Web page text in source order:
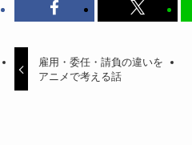
雇用・委任・請負の違いを
アニメで考える話